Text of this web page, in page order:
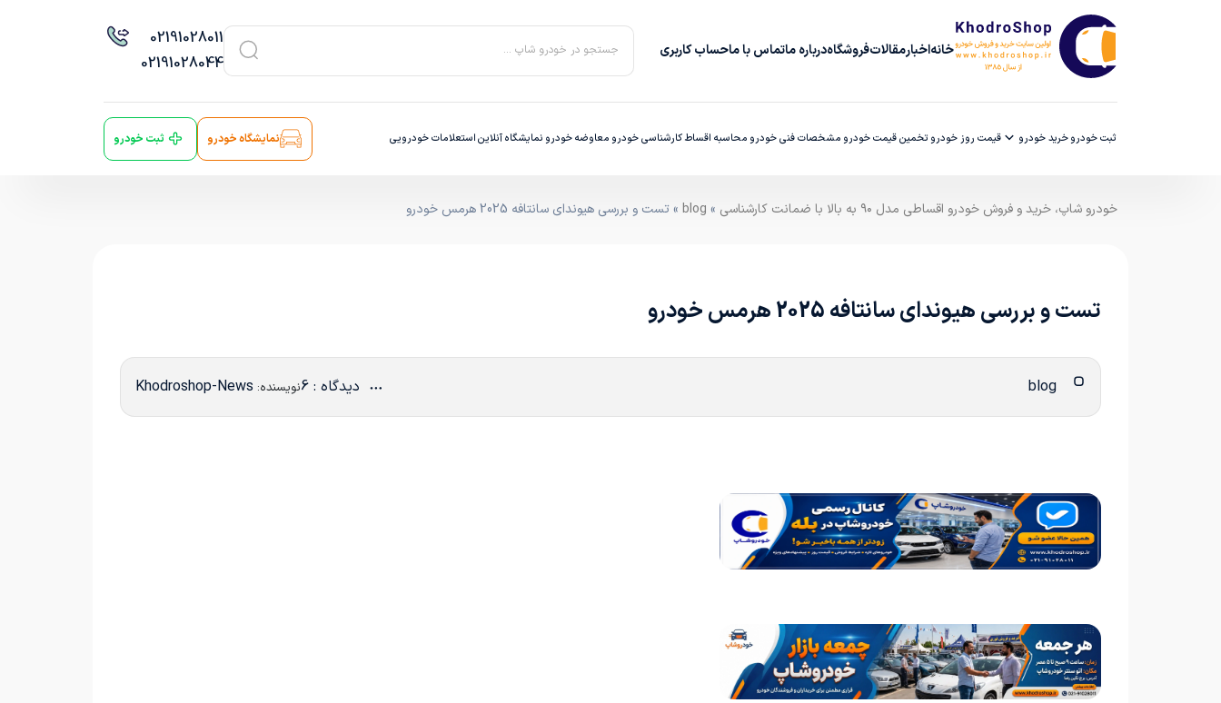
خانهاخبارمقالاتفروشگاهدرباره‌ ماتماس با ماحساب کاربری جستجو در خودرو شاپ ...
02191028011
02191028044
ثبت خودروخرید خودرو قیمت روز خودرو تخمین قیمت خودرو مشخصات فنی خودرو محاسبه اقساطکارشناسی خودرو معاوضه خودرو نمایشگاه آنلایناستعلامات خودرویی نمایشگاه خودرو ثبت خودرو
خودرو شاپ، خرید و فروش خودرو اقساطی مدل ۹۰ به بالا با ضمانت کارشناسی »
blog » تست و بررسی هیوندای سانتافه 2025 هرمس خودرو
تست و بررسی هیوندای سانتافه 2025 هرمس خودرو
دیدگاه : 6 نویسنده: Khodroshop-News